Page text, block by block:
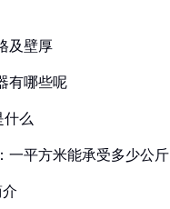
及壁厚
有哪些呢
什么
一平方米能承受多少公斤